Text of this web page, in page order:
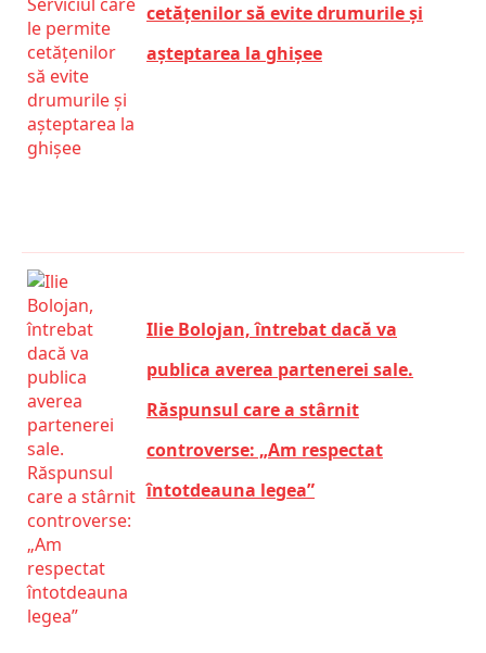
cetățenilor să evite drumurile și
așteptarea la ghișee
Ilie Bolojan, întrebat dacă va
publica averea partenerei sale.
Răspunsul care a stârnit
controverse: „Am respectat
întotdeauna legea”